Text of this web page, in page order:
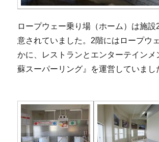
ロープウェー乗り場（ホーム）は施設
意されていました。2階にはロープウ
かに、レストランとエンターテインメ
蘇スーパーリング』を運営していまし